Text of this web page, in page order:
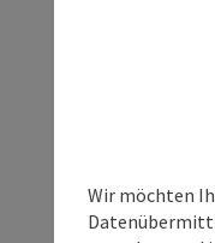
Wir möchten